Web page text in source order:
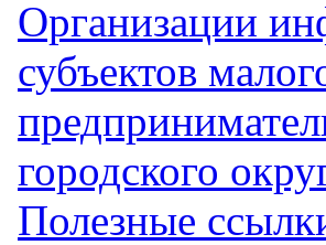
Организации
субъектов
городского
Полезные